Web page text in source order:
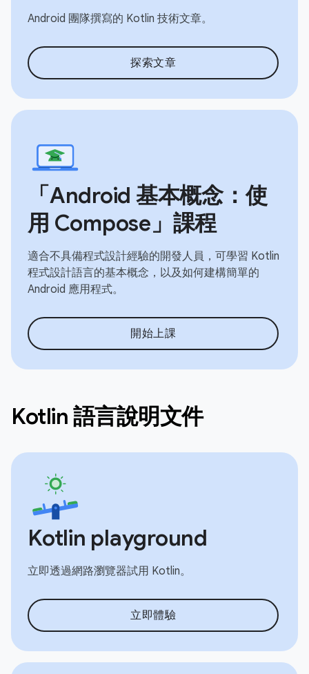
Android 團隊撰寫的 Kotlin 技術文章。
探索文章
「Android 基本概念：使
用 Compose」課程
適合不具備程式設計經驗的開發人員，可學習 Kotlin
程式設計語言的基本概念，以及如何建構簡單的
Android 應用程式。
開始上課
Kotlin 語言說明文件
Kotlin playground
立即透過網路瀏覽器試用 Kotlin。
立即體驗